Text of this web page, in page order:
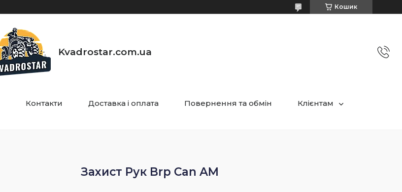
Кошик
Kvadrostar.com.ua
Контакти Доставка і оплата Повернення та обмін Клієнтам
Захист Рук Brp Can AM